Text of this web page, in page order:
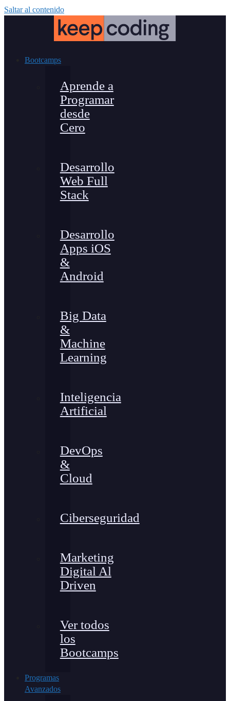
Saltar al contenido
Bootcamps
Aprende a
Programar
desde
Cero
Desarrollo
Web Full
Stack
Desarrollo
Apps iOS
&
Android
Big Data
&
Machine
Learning
Inteligencia
Artificial
DevOps
&
Cloud
Ciberseguridad
Marketing
Digital Al
Driven
Ver todos
los
Bootcamps
Programas
Avanzados